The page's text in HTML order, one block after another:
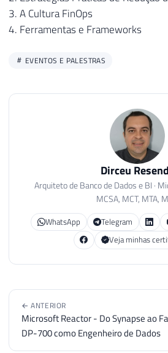
3. A Cultura FinOps
4. Ferramentas e Frameworks
EVENTOS E PALESTRAS
Dirceu
Arquiteto de Banco de Dados e BI ·
MCSA, MCT, MTA,
WhatsApp
Telegram
Veja minhas
← ANTERIOR
Microsoft Reactor - Do Synapse ao
DP-700 como Engenheiro de Dados